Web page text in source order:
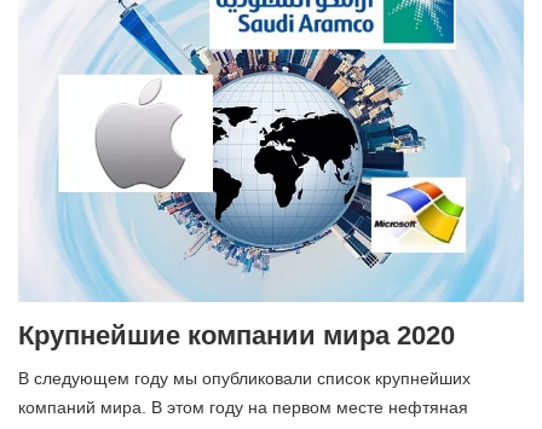
Крупнейшие компании мира 2020
В следующем году мы опубликовали список крупнейших
компаний мира. В этом году на первом месте нефтяная